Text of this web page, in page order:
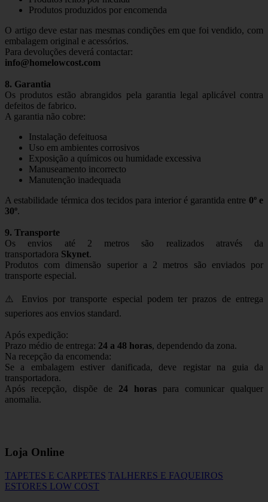
Produtos produzidos por encomenda
O artigo deve estar nas mesmas condições em que foi vendido, com
embalagem original e acessórios.
Para devoluções deverá contactar:
info@homelowcost.com
8. Garantia
Os produtos estão abrangidos pela garantia legal aplicável contra
defeitos de fabrico.
A garantia não cobre:
Instalação defeituosa
Uso em ambientes corrosivos
Exposição a químicos ou humidade excessiva
Manuseamento incorrecto
Manutenção inadequada
A estabilidade térmica dos tecidos para interior é garantida entre 0º e
30º.
9. Transporte
Os envios até 2 metros são realizados através da
transportadora Skynet.
Produtos com dimensão superior a 2 metros são enviados por
transporte especial.
⚠️ Envios por transporte especial podem ter prazos de entrega
superiores aos envios standard.
Após expedição:
Prazo médio de entrega: 24 a 48 horas, dependendo da zona.
Na recepção da encomenda:
Se a embalagem estiver danificada, deve registar na guia da
transportadora.
Após recepção, dispõe de 24 horas para comunicar qualquer
anomalia.
Loja Online
TAPETES E CARPETES TALHERES E FAQUEIROS
ESTORES LOW COST